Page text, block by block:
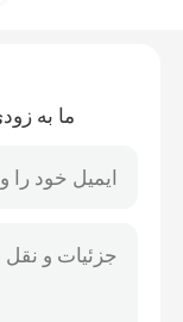
نمایش واقعیت
ما به